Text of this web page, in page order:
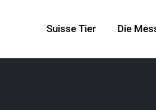
Suisse Tier Die